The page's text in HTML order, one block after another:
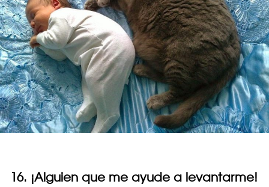
16. ¡Alguien que me ayude a levantarme!